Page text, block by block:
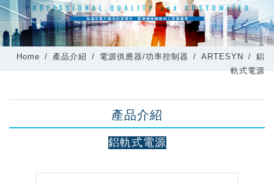
Home 產品介紹 電源供應器/功率控制器 ARTESYN
鋁
軌式電源
產品介紹
鋁軌式電源
忘記密碼
密碼修改
訂單查詢
會員登出
填寫匯款通知